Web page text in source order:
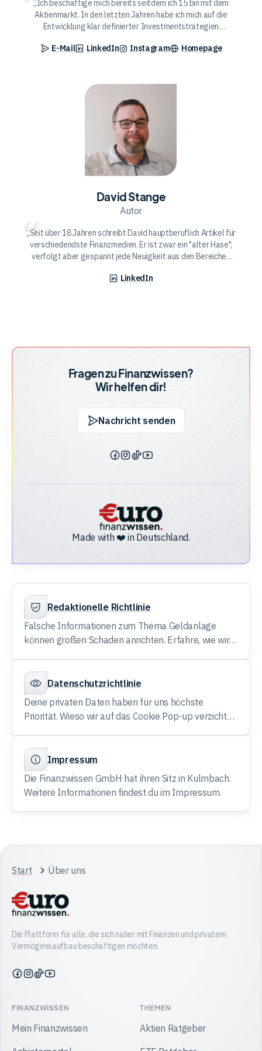
Ich beschäftige mich bereits seitdem ich 15 bin mit dem
Aktienmarkt. In den letzten Jahren habe ich mich auf die
Entwicklung klar definierter Investmentstrategien
von Daten zu vereinfachen und so nach klaren Regeln zu
mein eigenes Unternehmen gegründet. Mit aktienkoenig.de
möchte ich anderen Anlegern das Investieren in Aktien auf
Basis klarer Strategien näherbringen.
E-Mail LinkedIn Instagram Homepage
Stange
David Stange
Autor
Seit über 18 Jahren schreibt David hauptberuflich Artikel für
verschiedendste Finanzmedien. Er ist zwar ein "alter Hase",
verfolgt aber gespannt jede Neuigkeit aus den Bereichen
Regeln verständliche Ratgeber zu formen. Sein Motto:
LinkedIn
Kontakt
Informationen
Fragen zu Finanzwissen?
Wir helfen dir!
Nachricht senden
€uro-
Facebook
€uro-
Instagram
€uro-
TikTok
€uro-
YouTube
Made with ❤️ in Deutschland.
Redaktionelle Richtlinie
Falsche Informationen zum Thema Geldanlage
können großen Schaden anrichten. Erfahre, wie wir
Datenschutzrichtlinie
Deine privaten Daten haben für uns höchste
Priorität. Wieso wir auf das Cookie Pop-up verzichten
Impressum
Die Finanzwissen GmbH hat ihren Sitz in Kulmbach.
Weitere Informationen findest du im Impressum.
Start Über uns
Die Plattform für alle, die sich näher mit Finanzen und privatem
Vermögensaufbau beschäftigen möchten.
Finanzwissen
Facebook
Finanzwissen
Instagram
Finanzwissen
TikTok
Finanzwissen
YouTube
FINANZWISSEN
Mein Finanzwissen
THEMEN
Aktien Ratgeber